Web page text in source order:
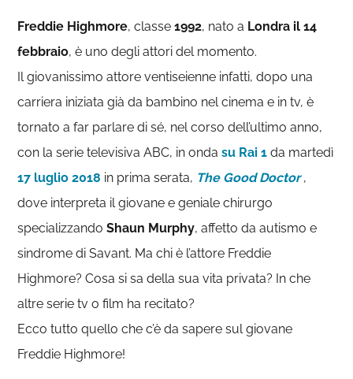
Freddie Highmore, classe1992, nato a Londra il 14
febbraio, è uno degli attori del momento.
Il giovanissimo attore ventiseienne infatti, dopo una
carriera iniziata già da bambino nel cinema e in tv, è
tornato a far parlare di sé, nel corso dell’ultimo anno,
con la serie televisiva ABC, in ondasu Rai 1 da martedì
17 luglio 2018 in prima serata, The Good Doctor,
dove interpreta il giovane e geniale chirurgo
specializzandoShaun Murphy, affetto da autismo e
sindrome di Savant. Ma chi è l’attore Freddie
Highmore? Cosa si sa della sua vita privata? In che
altre serie tv o film ha recitato?
Ecco tutto quello che c’è da sapere sul giovane
Freddie Highmore!